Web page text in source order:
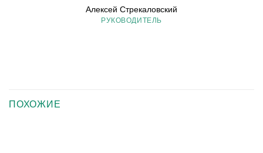
Алексей Стрекаловский
РУКОВОДИТЕЛЬ
ПОХОЖИЕ